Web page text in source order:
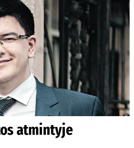
atmintyje